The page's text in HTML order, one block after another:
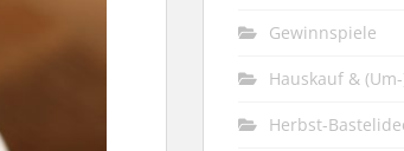
Gewinnspiele
Hauskauf &
Herbst-